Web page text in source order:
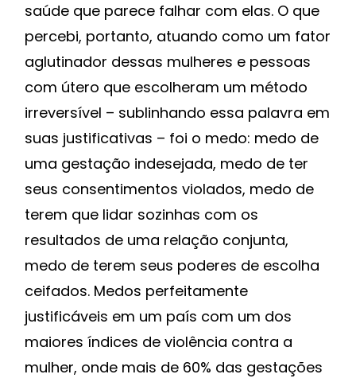
saúde que parece falhar com elas. O que
percebi, portanto, atuando como um fator
aglutinador dessas mulheres e pessoas
com útero que escolheram um método
irreversível – sublinhando essa palavra em
suas justificativas – foi o medo: medo de
uma gestação indesejada, medo de ter
seus consentimentos violados, medo de
terem que lidar sozinhas com os
resultados de uma relação conjunta,
medo de terem seus poderes de escolha
ceifados. Medos perfeitamente
justificáveis em um país com um dos
maiores índices de violência contra a
mulher, onde mais de 60% das gestações